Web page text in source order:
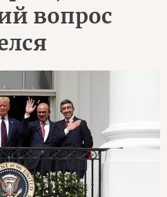
вопрос